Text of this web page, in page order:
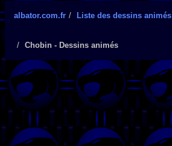
albator.com.fr Liste des dessins animés
Chobin - Dessins animés